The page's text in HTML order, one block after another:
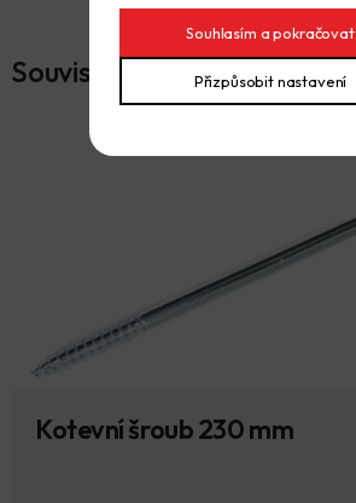
Související produkty
Kotevní šroub 230 mm
Souhlasím a pokračovat
Přizpůsobit nastavení